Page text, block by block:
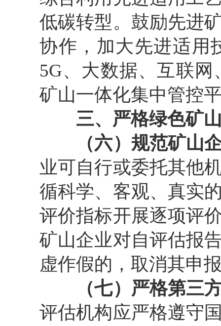
低碳转型。鼓励先进
协作，加大先进适用
5G、大数据、互联
矿山一体化集中管控
三、严格绿色矿
（六）规范矿山
业可自行或委托其他
循科学、客观、真实
评价指标开展逐项评
矿山企业对自评估报
虚作假的，取消其申
（七）严格第三
评估机构应严格遵守